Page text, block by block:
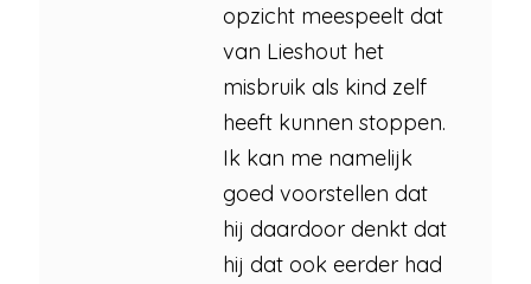
opzicht meespeelt dat
van Lieshout het
misbruik als kind zelf
heeft kunnen stoppen.
Ik kan me namelijk
goed voorstellen dat
hij daardoor denkt dat
hij dat ook eerder had